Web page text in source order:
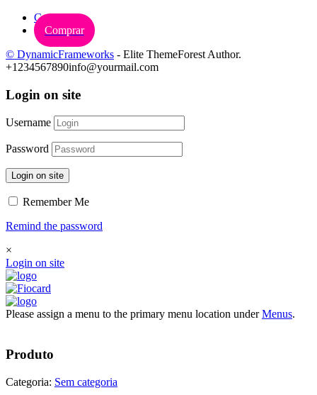
Carrinho
Comprar
© DynamicFrameworks - Elite ThemeForest Author.
+1234567890info@yourmail.com
Login on site
Username
Password
Login on site
Remember Me
Remind the password
×
Login on site
Please assign a menu to the primary menu location underMenus.
Produto
Categoria: Sem categoria